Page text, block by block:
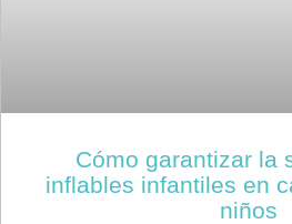
Cómo garantizar la
inflables infantiles en
niños